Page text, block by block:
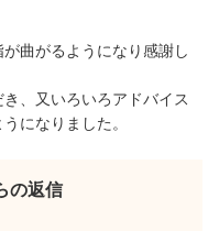
曲がるようになり感謝し
、又いろいろアドバイス
になりました。
の返信